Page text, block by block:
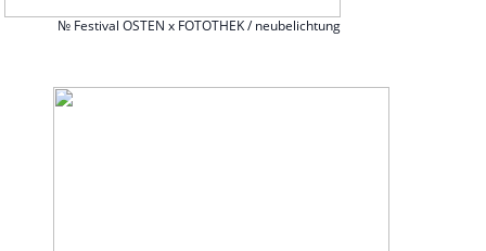
№ Festival OSTEN x FOTOTHEK / neubelichtung